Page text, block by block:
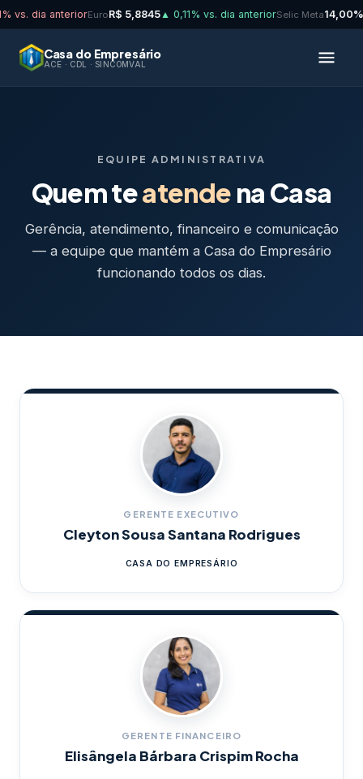
vs. dia anteriorEuroR$ 5,8845▲ 0,11% vs. dia anteriorSelic Meta14,00%
Casa do Empresário
ACE · CDL · SINCOMVAL
EQUIPE ADMINISTRATIVA
Quem teatende na Casa
Gerência, atendimento, financeiro e comunicação
— a equipe que mantém a Casa do Empresário
funcionando todos os dias.
GERENTE EXECUTIVO
Cleyton Sousa Santana Rodrigues
CASA DO EMPRESÁRIO
GERENTE FINANCEIRO
Elisângela Bárbara Crispim Rocha